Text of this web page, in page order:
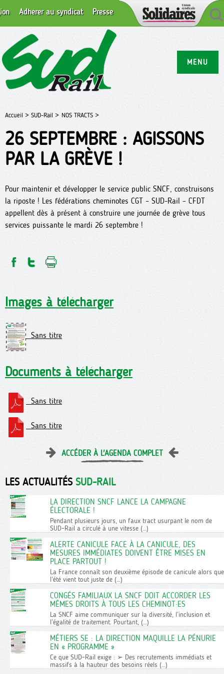
MENU
Adhérer au syndicat Presse
Accueil > SUD-Rail > NOS TRACTS >
26 SEPTEMBRE : AGISSONS
PAR LA GRÈVE !
Pour maintenir et développer le service public SNCF, construisons
la riposte ! Les fédérations cheminotes CGT – SUD-Rail – CFDT
appellent dès à présent à construire une journée de grève tous
services puissante le mardi 26 septembre !
Images à télécharger
Sans titre
Documents à télécharger
Sans titre
Sans titre
ACCÉDER À L'AGENDA COMPLET
LES ACTUALITÉS SUD-RAIL
LA DIRECTION SNCF LANCE LA CAMPAGNE
ÉLECTORALE !
Pendant plusieurs jours, un faux tract usurpant le nom de
SUD-Rail a circulé à une vitesse (…)
ALERTE CANICULE FACE À LA CANICULE, DES
MESURES IMMÉDIATES DOIVENT ÊTRE MISES EN
PLACE PARTOUT !
La France connaît son deuxième épisode de canicule alors que
l’été vient tout juste de (…)
CONGÉS FAMILIAUX LA SNCF DOIT ACCORDER LES
MÊMES DROITS À TOUS LES CHEMINOT·ES
La SNCF aime communiquer sur la diversité, l’inclusion et
l’égalité de traitement. Pourtant, (…)
MÉTIERS SE : LA DIRECTION MAQUILLE LA PÉNURIE
EN « PROGRAMME »
Ce que SUD-Rail exige : ➢ Des recrutements immédiats et
massifs à la hauteur des besoins réels (…)